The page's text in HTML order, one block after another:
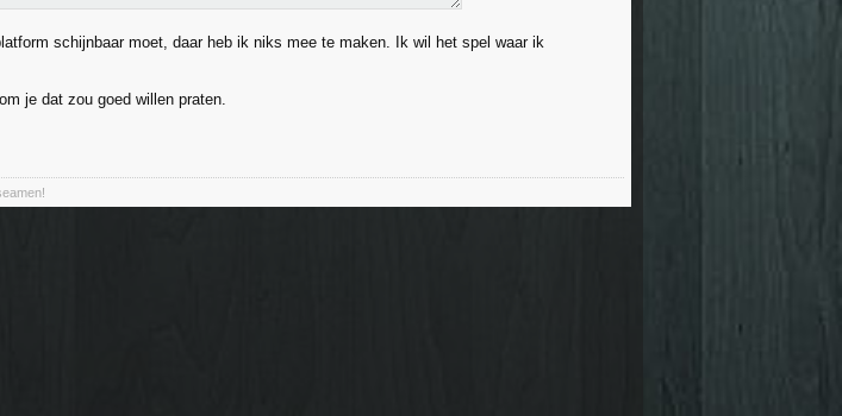
schijnbaar moet, daar heb ik niks mee te maken. Ik wil het spel waar ik
je dat zou goed willen praten.